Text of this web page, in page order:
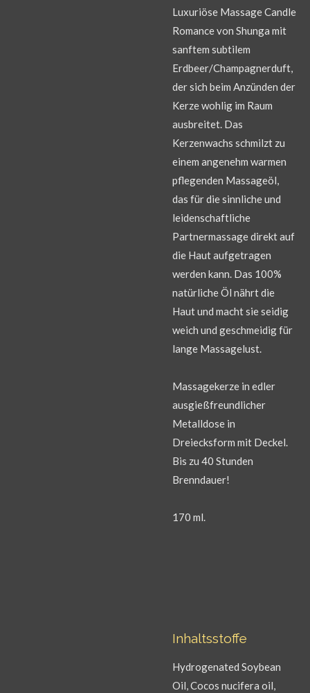
Luxuriöse Massage Candle
Romance von Shunga mit
sanftem subtilem
Erdbeer/Champagnerduft,
der sich beim Anzünden der
Kerze wohlig im Raum
ausbreitet. Das
Kerzenwachs schmilzt zu
einem angenehm warmen
pflegenden Massageöl,
das für die sinnliche und
leidenschaftliche
Partnermassage direkt auf
die Haut aufgetragen
werden kann. Das 100%
natürliche Öl nährt die
Haut und macht sie seidig
weich und geschmeidig für
lange Massagelust.
Massagekerze in edler
ausgießfreundlicher
Metalldose in
Dreiecksform mit Deckel.
Bis zu 40 Stunden
Brenndauer!
170 ml.
Inhaltsstoffe
Hydrogenated Soybean
Oil, Cocos nucifera oil,